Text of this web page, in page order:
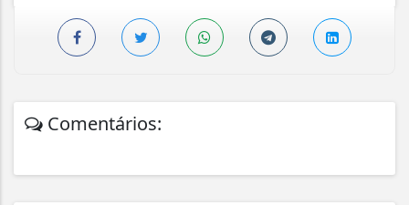
Comentários: